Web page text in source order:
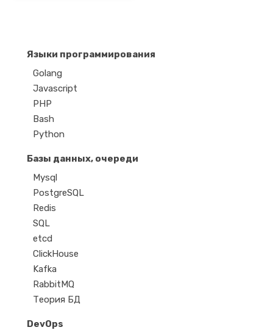
Языки программирования
Golang
Javascript
PHP
Bash
Python
Базы данных, очереди
Mysql
PostgreSQL
Redis
SQL
etcd
ClickHouse
Kafka
RabbitMQ
Теория БД
DevOps